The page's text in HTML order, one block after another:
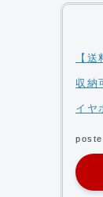
【
収納
イヤ